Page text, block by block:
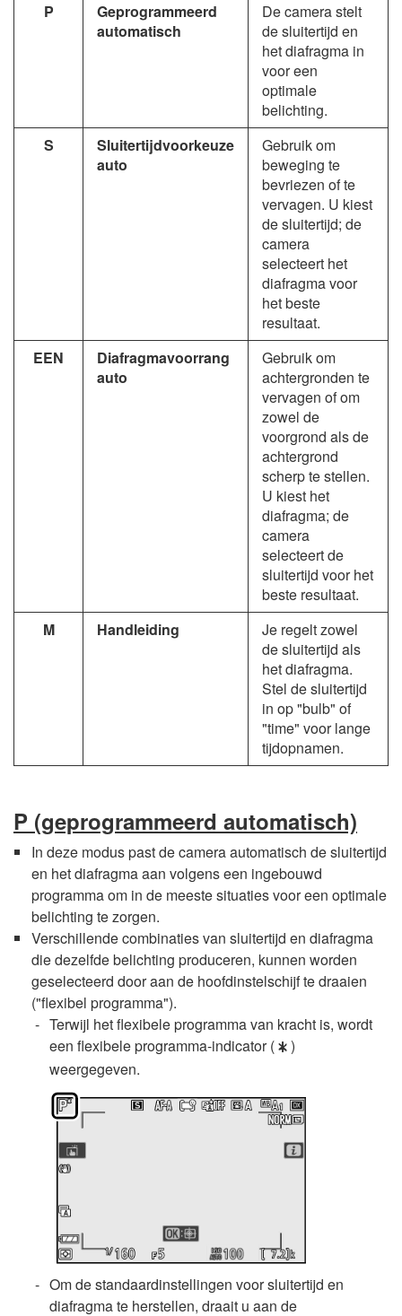
P
Geprogrammeerd
automatisch
De camera stelt
de sluitertijd en
het diafragma in
voor een
optimale
belichting.
S
Sluitertijdvoorkeuze
auto
Gebruik om
beweging te
bevriezen of te
vervagen. U kiest
de sluitertijd; de
camera
selecteert het
diafragma voor
het beste
resultaat.
EEN
Diafragmavoorrang
auto
Gebruik om
achtergronden te
vervagen of om
zowel de
voorgrond als de
achtergrond
scherp te stellen.
U kiest het
diafragma; de
camera
selecteert de
sluitertijd voor het
beste resultaat.
M
Handleiding
Je regelt zowel
de sluitertijd als
het diafragma.
Stel de sluitertijd
in op "bulb" of
"time" voor lange
tijdopnamen.
P (geprogrammeerd automatisch)
In deze modus past de camera automatisch de sluitertijd
en het diafragma aan volgens een ingebouwd
programma om in de meeste situaties voor een optimale
belichting te zorgen.
Verschillende combinaties van sluitertijd en diafragma
die dezelfde belichting produceren, kunnen worden
geselecteerd door aan de hoofdinstelschijf te draaien
("flexibel programma").
Terwijl het flexibele programma van kracht is, wordt
een flexibele programma-indicator ( U )
weergegeven.
Om de standaardinstellingen voor sluitertijd en
diafragma te herstellen, draait u aan de